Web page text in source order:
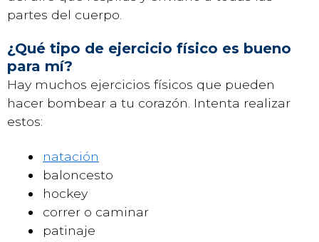
partes del cuerpo.
¿Qué tipo de ejercicio físico es bueno
para mí?
Hay muchos ejercicios físicos que pueden
hacer bombear a tu corazón. Intenta realizar
estos:
natación
baloncesto
hockey
correr o caminar
patinaje